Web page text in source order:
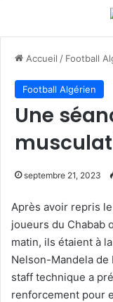
Accueil / Football
Football Algérien
Une
septembre 21, 2023
Après avoir repris
joueurs du Chabab
matin, ils étaient à
Nelson-Mandela de
staff technique a
renforcement pour